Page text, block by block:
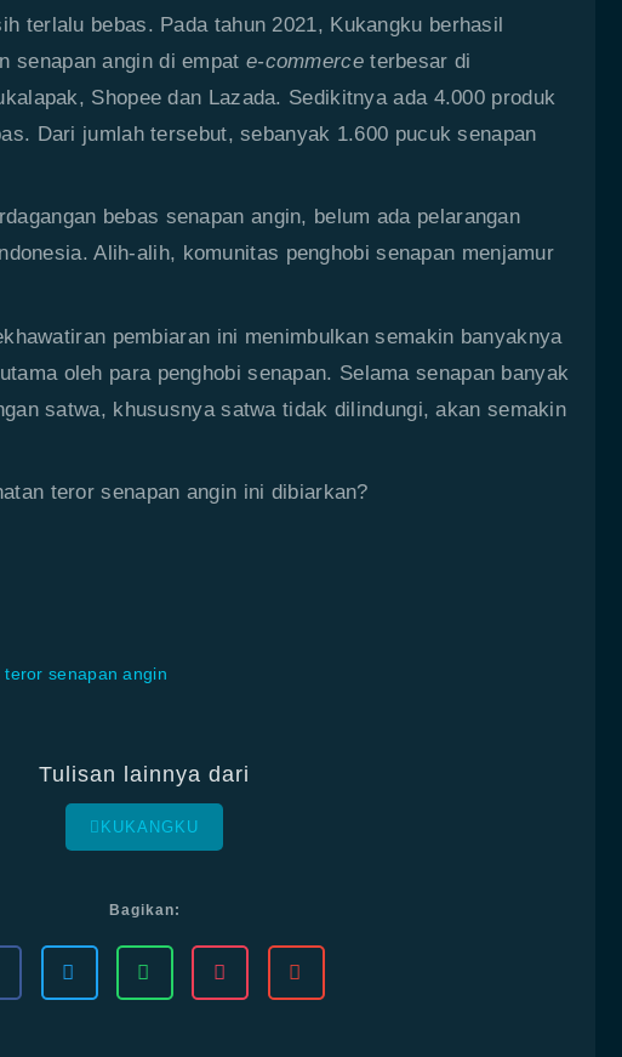
terlalu bebas. Pada tahun 2021, Kukangku berhasil
senapan angin di empat e-commerceterbesar di
Shopee dan Lazada. Sedikitnya ada 4.000 produk
Dari jumlah tersebut, sebanyak 1.600 pucuk senapan
bebas senapan angin, belum ada pelarangan
Alih-alih, komunitas penghobi senapan menjamur
pembiaran ini menimbulkan semakin banyaknya
oleh para penghobi senapan. Selama senapan banyak
satwa, khususnya satwa tidak dilindungi, akan semakin
teror senapan angin ini dibiarkan?
,teror senapan angin
Tulisan lainnya dari
KUKANGKU
Bagikan: